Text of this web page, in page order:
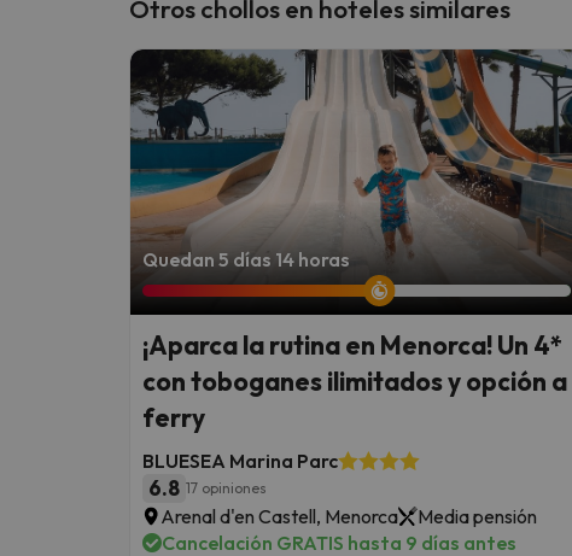
Otros chollos en hoteles similares
Quedan 5 días 14 horas
¡Aparca la rutina en Menorca! Un 4*
con toboganes ilimitados y opción a
ferry
BLUESEA Marina Parc
6.8 17 opiniones
Arenal d'en Castell, Menorca
Media pensión
Cancelación GRATIS hasta 9 días antes